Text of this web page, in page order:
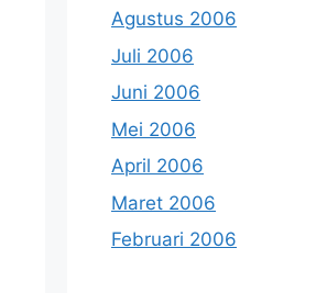
Agustus 2006
Juli 2006
Juni 2006
Mei 2006
April 2006
Maret 2006
Februari 2006